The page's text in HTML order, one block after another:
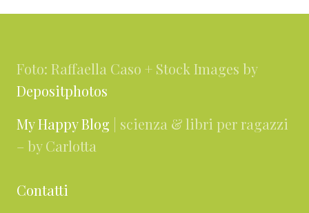
Foto: Raffaella Caso + Stock Images by
Depositphotos
My Happy Blog | scienza & libri per ragazzi
– by Carlotta
Contatti